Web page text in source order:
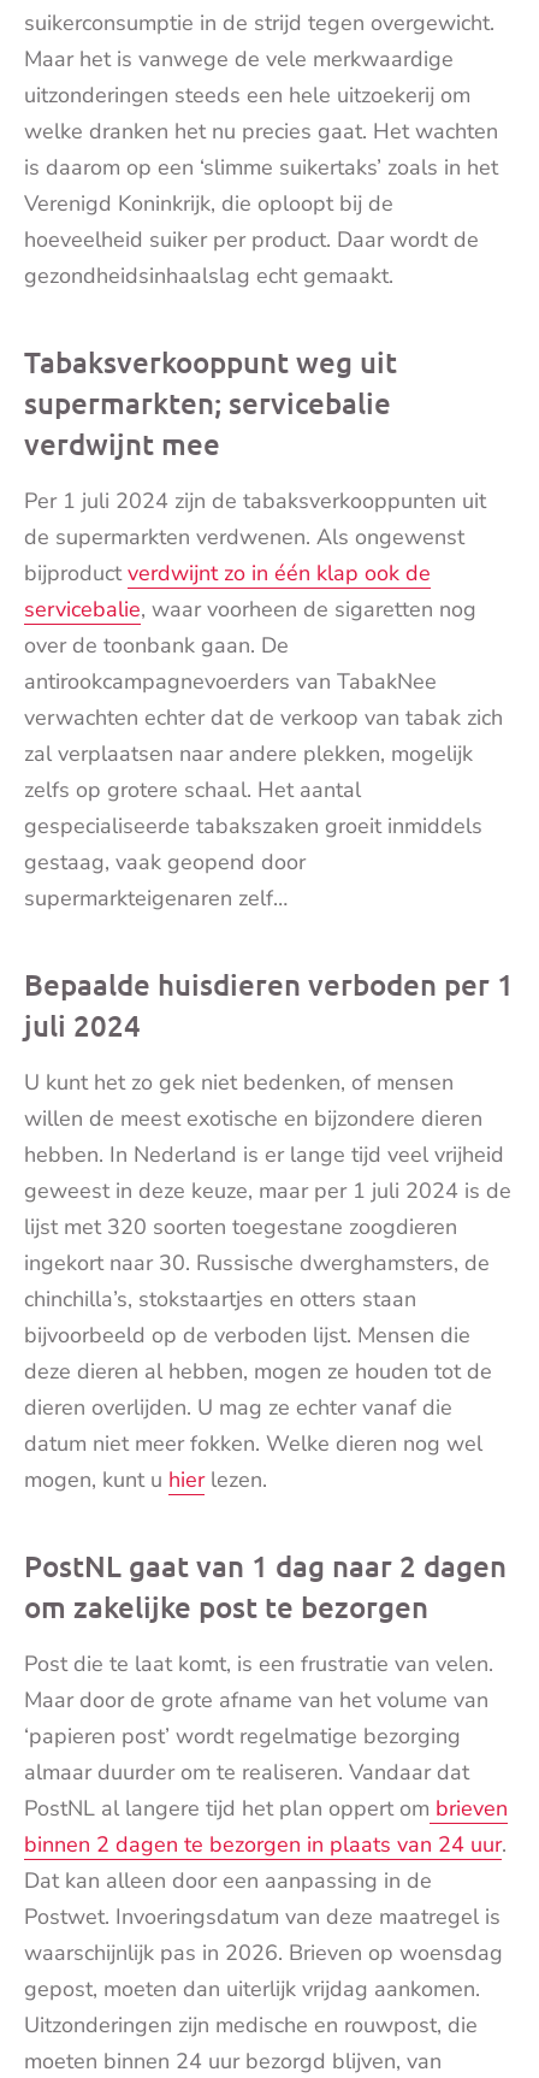
suikerconsumptie in de strijd tegen overgewicht.
Maar het is vanwege de vele merkwaardige
uitzonderingen steeds een hele uitzoekerij om
welke dranken het nu precies gaat. Het wachten
is daarom op een ‘slimme suikertaks’ zoals in het
Verenigd Koninkrijk, die oploopt bij de
hoeveelheid suiker per product. Daar wordt de
gezondheidsinhaalslag echt gemaakt.
Tabaksverkooppunt weg uit
supermarkten; servicebalie
verdwijnt mee
Per 1 juli 2024 zijn de tabaksverkooppunten uit
de supermarkten verdwenen. Als ongewenst
bijproductverdwijnt zo in één klap ook de
servicebalie, waar voorheen de sigaretten nog
over de toonbank gaan. De
antirookcampagnevoerders van TabakNee
verwachten echter dat de verkoop van tabak zich
zal verplaatsen naar andere plekken, mogelijk
zelfs op grotere schaal. Het aantal
gespecialiseerde tabakszaken groeit inmiddels
gestaag, vaak geopend door
supermarkteigenaren zelf…
Bepaalde huisdieren verboden per 1
juli 2024
U kunt het zo gek niet bedenken, of mensen
willen de meest exotische en bijzondere dieren
hebben. In Nederland is er lange tijd veel vrijheid
geweest in deze keuze, maar per 1 juli 2024 is de
lijst met 320 soorten toegestane zoogdieren
ingekort naar 30. Russische dwerghamsters, de
chinchilla’s, stokstaartjes en otters staan
bijvoorbeeld op de verboden lijst. Mensen die
deze dieren al hebben, mogen ze houden tot de
dieren overlijden. U mag ze echter vanaf die
datum niet meer fokken. Welke dieren nog wel
mogen, kunt u hierlezen.
PostNL gaat van 1 dag naar 2 dagen
om zakelijke post te bezorgen
Post die te laat komt, is een frustratie van velen.
Maar door de grote afname van het volume van
‘papieren post’ wordt regelmatige bezorging
almaar duurder om te realiseren. Vandaar dat
PostNL al langere tijd het plan oppert om brieven
binnen 2 dagen te bezorgen in plaats van 24 uur.
Dat kan alleen door een aanpassing in de
Postwet. Invoeringsdatum van deze maatregel is
waarschijnlijk pas in 2026. Brieven op woensdag
gepost, moeten dan uiterlijk vrijdag aankomen.
Uitzonderingen zijn medische en rouwpost, die
moeten binnen 24 uur bezorgd blijven, van